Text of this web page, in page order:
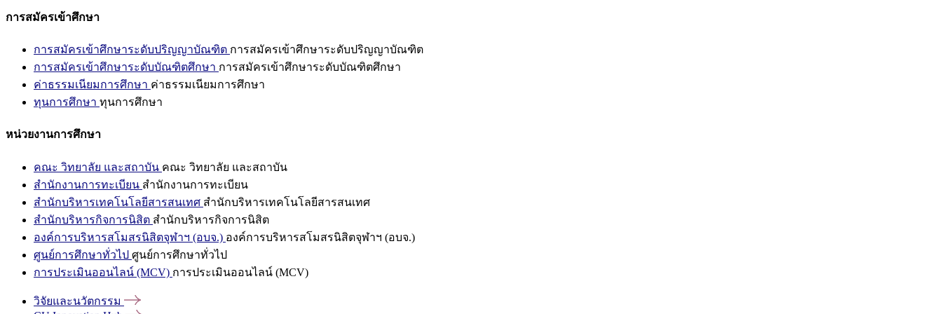
การสมัครเข้าศึกษา
การสมัครเข้าศึกษาระดับปริญญาบัณฑิต การสมัครเข้าศึกษาระดับปริญญาบัณฑิต
การสมัครเข้าศึกษาระดับบัณฑิตศึกษา การสมัครเข้าศึกษาระดับบัณฑิตศึกษา
ค่าธรรมเนียมการศึกษา ค่าธรรมเนียมการศึกษา
ทุนการศึกษา ทุนการศึกษา
หน่วยงานการศึกษา
คณะ วิทยาลัย และสถาบัน คณะ วิทยาลัย และสถาบัน
สำนักงานการทะเบียน สำนักงานการทะเบียน
สำนักบริหารเทคโนโลยีสารสนเทศ สำนักบริหารเทคโนโลยีสารสนเทศ
สำนักบริหารกิจการนิสิต สำนักบริหารกิจการนิสิต
องค์การบริหารสโมสรนิสิตจุฬาฯ (อบจ.) องค์การบริหารสโมสรนิสิตจุฬาฯ (อบจ.)
ศูนย์การศึกษาทั่วไป ศูนย์การศึกษาทั่วไป
การประเมินออนไลน์ (MCV) การประเมินออนไลน์ (MCV)
วิจัยและนวัตกรรม